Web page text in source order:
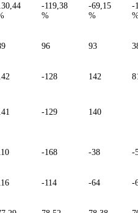
-119,38
%
-69,15
%
-
96 93
-128 142
-129 140
-168 -38 -
-114 -64 -